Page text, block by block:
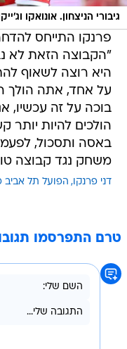
גיבורי הניצחון. אונואקו
פרנקו התייחס
"הקבוצה הזאת לא
היא רוצה לשאוף
על אחד, אתה הולך
בוכה על זה עכשיו,
הולכים להיות יותר
באסה ותסכול,
משחק נגד קבוצה
דני פרנקו הפועל תל אביב
טרם התפרסמו